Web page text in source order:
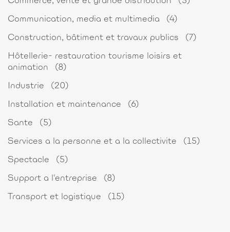
Communication, media et multimedia (4)
Construction, bâtiment et travaux publics (7)
Hôtellerie- restauration tourisme loisirs et
animation
(8)
Industrie (20)
Installation et maintenance (6)
Sante (5)
Services a la personne et a la collectivite (15)
Spectacle (5)
Support a l'entreprise (8)
Transport et logistique (15)